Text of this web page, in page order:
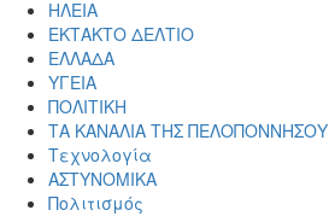
ΗΛΕΙΑ
ΕΚΤΑΚΤΟ ΔΕΛΤΙΟ
ΕΛΛΑΔΑ
ΥΓΕΙΑ
ΠΟΛΙΤΙΚΗ
ΤΑ ΚΑΝΑΛΙΑ ΤΗΣ ΠΕΛΟΠΟΝΝΗΣΟΥ
Τεχνολογία
ΑΣΤΥΝΟΜΙΚΑ
Πολιτισμός